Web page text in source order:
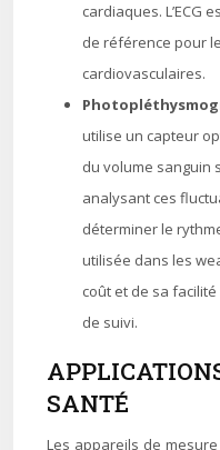
cardiaques. L’ECG
de référence pour
cardiovasculaires.
utilise un capteur
du volume sanguin
analysant ces
déterminer le
utilisée dans les
coût et de sa
de suivi.
SANTÉ
Les appareils de